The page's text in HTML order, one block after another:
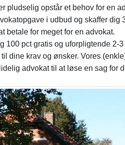
pludselig opstår et behov for en
i udbud og skaffer
betale for meget for en advokat.
100 pct gratis og uforpligtende
dine krav og ønsker. Vores
advokat til at løse en sag for